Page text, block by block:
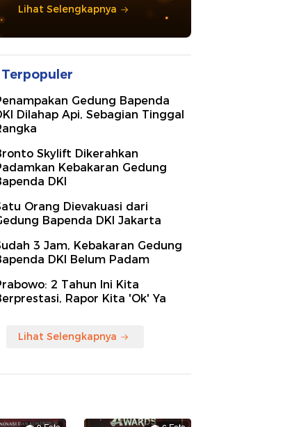
Lihat Selengkapnya
Gedung Bapenda
Dilahap Api, Sebagian Tinggal
Skylift Dikerahkan
Kebakaran Gedung
DKI
Orang Dievakuasi dari
Bapenda DKI Jakarta
3 Jam, Kebakaran Gedung
DKI Belum Padam
2 Tahun Ini Kita
Rapor Kita 'Ok' Ya
Lihat Selengkapnya